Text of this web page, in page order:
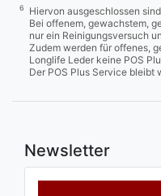
6
Hiervon ausgeschlossen
Bei offenem, gewachstem,
nur ein Reinigungsversuch
Zudem werden für offenes,
Longlife Leder keine POS
Der POS Plus Service bleibt
Newsletter